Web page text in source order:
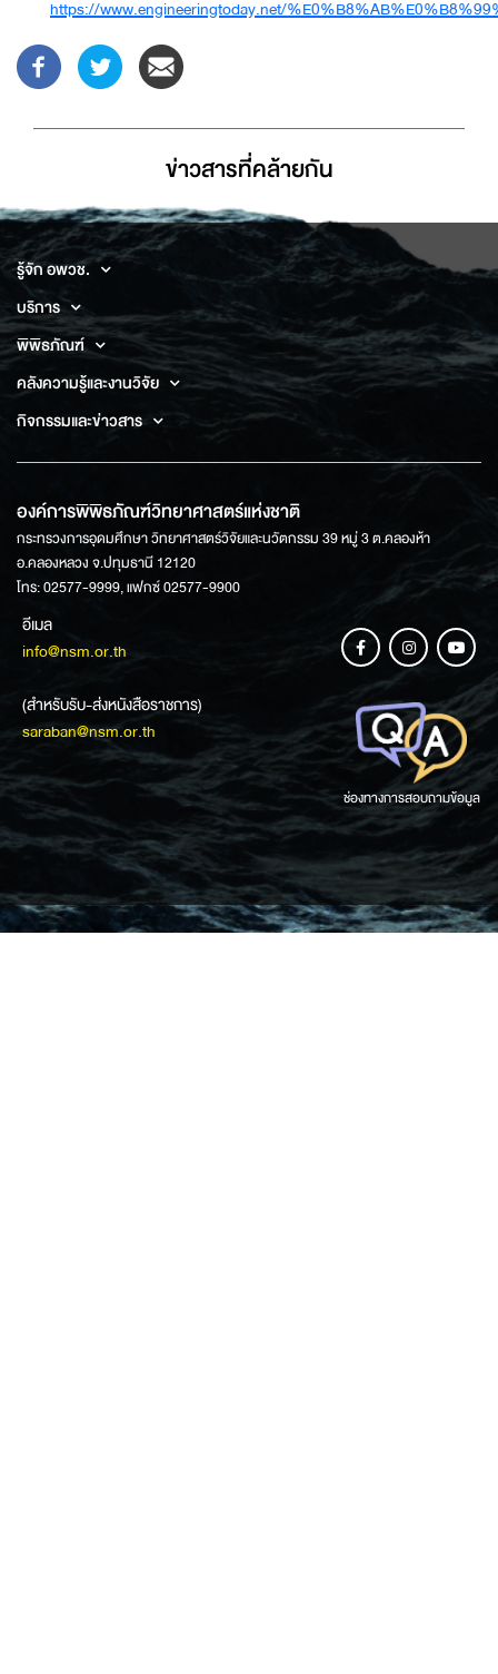
https://www.engineeringtoday.net/
ข่าวสารที่่คล้ายกัน
รู้จัก อพวช.
บริการ
พิพิธภัณฑ์
คลังความรู้และงานวิจัย
กิจกรรมและข่าวสาร
องค์การพิพิธภัณฑ์วิทยาศาสตร์แห่งชาติ
กระทรวงการอุดมศึกษา วิทยาศาสตร์วิจัยและนวัตกรรม 39 หมู่ 3 ต.คลองห้า
อ.คลองหลวง จ.ปทุมธานี 12120
โทร: 02577-9999, แฟกซ์ 02577-9900
อีเมล
info@nsm.or.th
(สำหรับรับ-ส่งหนังสือราชการ)
saraban@nsm.or.th
ช่องทางการสอบถามข้อมูล